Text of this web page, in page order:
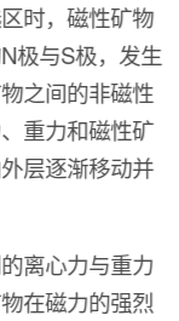
时，磁性矿物
极与S极，发生
之间的非磁性
重力和磁性矿
层逐渐移动并
离心力与重力
在磁力的强烈